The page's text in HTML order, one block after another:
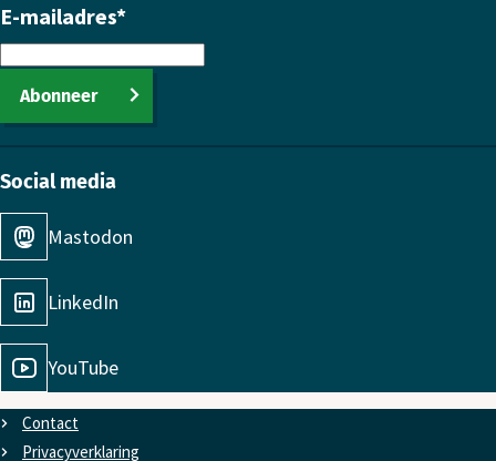
E-mailadres*
Abonneer
Social media
Mastodon
LinkedIn
YouTube
Contact
Privacyverklaring